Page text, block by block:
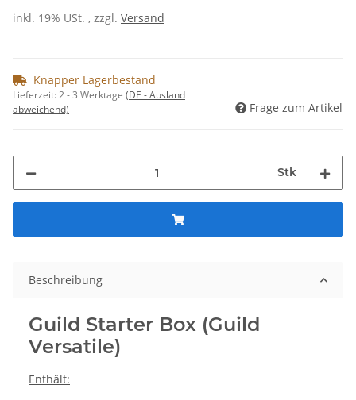
inkl. 19% USt. , zzgl. Versand
Knapper Lagerbestand
Lieferzeit:2 - 3 Werktage (DE - Ausland
abweichend)
Frage zum Artikel
Stk
Beschreibung
Guild Starter Box (Guild
Versatile)
Enthält: